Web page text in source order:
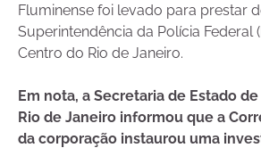
Fluminense foi levado para prestar
Superintendência da Polícia Federal
Centro do Rio de Janeiro.
Em nota, a Secretaria de Estado
Rio de Janeiro informou que a
da corporação instaurou uma